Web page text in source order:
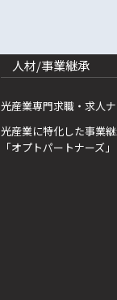
人材/事業継承
光産業専門求職・求人
光産業に特化した事業
「オプトパートナーズ」